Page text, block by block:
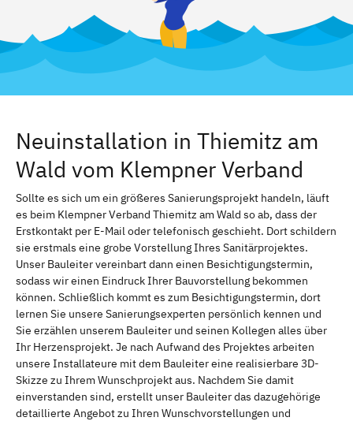
Neuinstallation in Thiemitz am
Wald vom Klempner Verband
Sollte es sich um ein größeres Sanierungsprojekt handeln, läuft
es beim Klempner Verband Thiemitz am Wald so ab, dass der
Erstkontakt per E-Mail oder telefonisch geschieht. Dort schildern
sie erstmals eine grobe Vorstellung Ihres Sanitärprojektes.
Unser Bauleiter vereinbart dann einen Besichtigungstermin,
sodass wir einen Eindruck Ihrer Bauvorstellung bekommen
können. Schließlich kommt es zum Besichtigungstermin, dort
lernen Sie unsere Sanierungsexperten persönlich kennen und
Sie erzählen unserem Bauleiter und seinen Kollegen alles über
Ihr Herzensprojekt. Je nach Aufwand des Projektes arbeiten
unsere Installateure mit dem Bauleiter eine realisierbare 3D-
Skizze zu Ihrem Wunschprojekt aus. Nachdem Sie damit
einverstanden sind, erstellt unser Bauleiter das dazugehörige
detaillierte Angebot zu Ihren Wunschvorstellungen und